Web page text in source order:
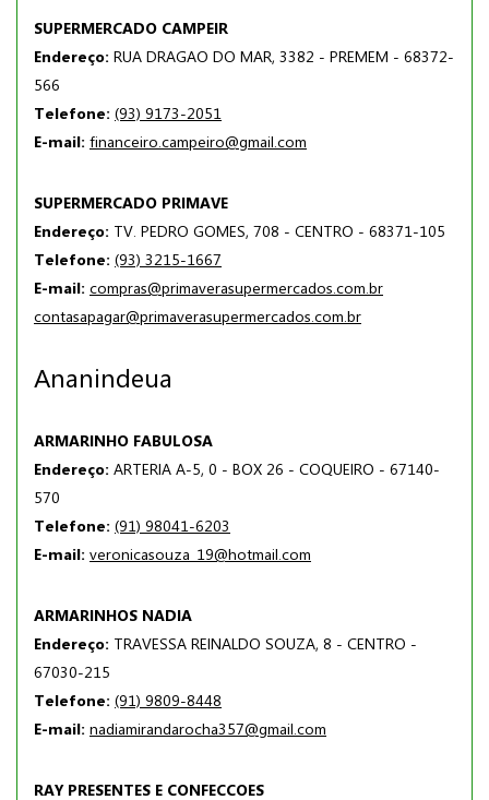
SUPERMERCADO CAMPEIR
Endereço: RUA DRAGAO DO MAR, 3382 - PREMEM - 68372-
566
Telefone: (93) 9173-2051
E-mail: financeiro.campeiro@gmail.com
SUPERMERCADO PRIMAVE
Endereço: TV. PEDRO GOMES, 708 - CENTRO - 68371-105
Telefone: (93) 3215-1667
E-mail: compras@primaverasupermercados.com.br
contasapagar@primaverasupermercados.com.br
Ananindeua
ARMARINHO FABULOSA
Endereço: ARTERIA A-5, 0 - BOX 26 - COQUEIRO - 67140-
570
Telefone: (91) 98041-6203
E-mail: veronicasouza_19@hotmail.com
ARMARINHOS NADIA
Endereço: TRAVESSA REINALDO SOUZA, 8 - CENTRO -
67030-215
Telefone: (91) 9809-8448
E-mail: nadiamirandarocha357@gmail.com
RAY PRESENTES E CONFECCOES